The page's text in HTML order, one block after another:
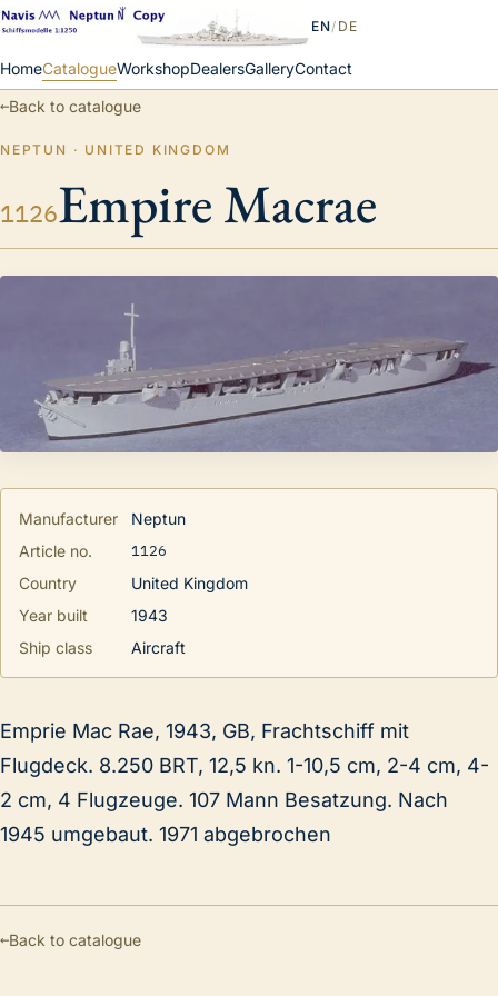
HomeCatalogueWorkshopDealersGalleryContact
EN/ DE
←Back to catalogue
NEPTUN · UNITED KINGDOM
1126Empire Macrae
Manufacturer
Neptun
Article no.
1126
Country
United Kingdom
Year built
1943
Ship class
Aircraft
Emprie Mac Rae, 1943, GB, Frachtschiff mit
Flugdeck. 8.250 BRT, 12,5 kn. 1-10,5 cm, 2-4 cm, 4-
2 cm, 4 Flugzeuge. 107 Mann Besatzung. Nach
1945 umgebaut. 1971 abgebrochen
←Back to catalogue